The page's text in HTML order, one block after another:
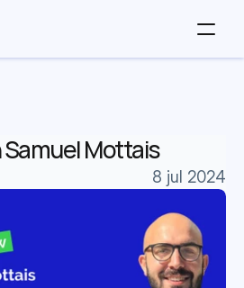
Mottais
8 jul 2024